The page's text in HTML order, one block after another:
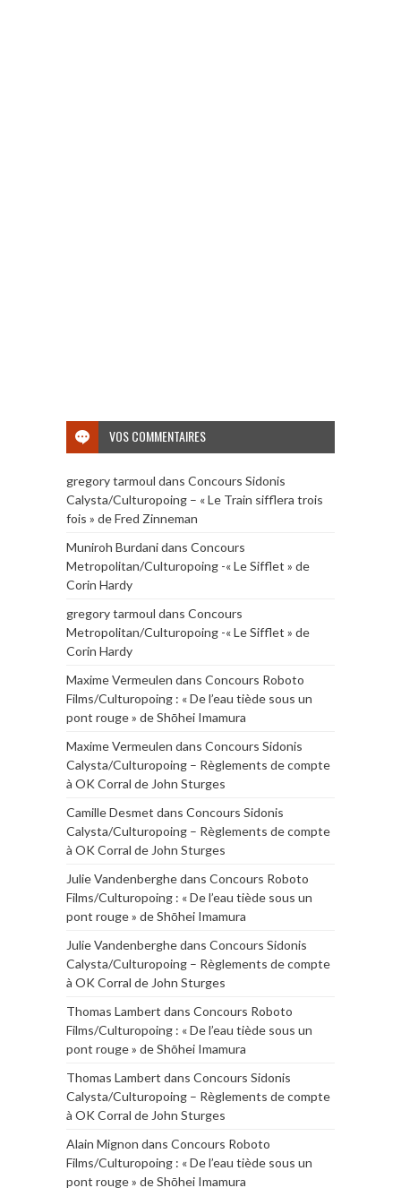
VOS COMMENTAIRES
gregory tarmoul dans Concours Sidonis
Calysta/Culturopoing – « Le Train sifflera trois
fois » de Fred Zinneman
Muniroh Burdanidans Concours
Metropolitan/Culturopoing -« Le Sifflet » de
Corin Hardy
gregory tarmoul dans Concours
Metropolitan/Culturopoing -« Le Sifflet » de
Corin Hardy
Maxime Vermeulen dans Concours Roboto
Films/Culturopoing : « De l’eau tiède sous un
pont rouge » de Shōhei Imamura
Maxime Vermeulen dans Concours Sidonis
Calysta/Culturopoing – Règlements de compte
à OK Corral de John Sturges
Camille Desmet dans Concours Sidonis
Calysta/Culturopoing – Règlements de compte
à OK Corral de John Sturges
Julie Vandenberghedans Concours Roboto
Films/Culturopoing : « De l’eau tiède sous un
pont rouge » de Shōhei Imamura
Julie Vandenberghedans Concours Sidonis
Calysta/Culturopoing – Règlements de compte
à OK Corral de John Sturges
Thomas Lambert dans Concours Roboto
Films/Culturopoing : « De l’eau tiède sous un
pont rouge » de Shōhei Imamura
Thomas Lambert dans Concours Sidonis
Calysta/Culturopoing – Règlements de compte
à OK Corral de John Sturges
Alain Mignon dans Concours Roboto
Films/Culturopoing : « De l’eau tiède sous un
pont rouge » de Shōhei Imamura